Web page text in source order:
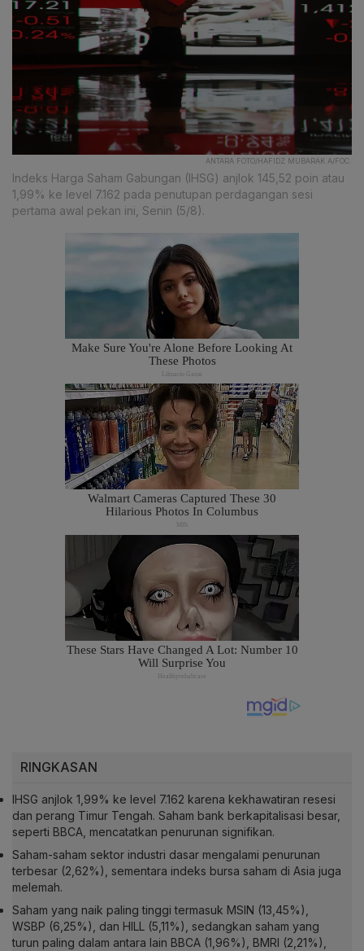
ANTARA FOTO/HAFIDZ MUBARAK A/FOC.
Indeks Harga Saham Gabungan (IHSG) anjlok 145,52 poin atau
1,99% ke level 7.162 pada penutupan perdagangan sesi
pertama awal pekan ini, Senin (5/8).
RINGKASAN
IHSG anjlok 1,99% ke level 7.162 karena kekhawatiran resesi
dan perang Timur Tengah. Saham bank berkapitalisasi besar,
seperti BBCA, mencatatkan penurunan signifikan.
Saham-saham sektor industri dasar mengalami penurunan
terbesar (2,62%), sementara indeks bursa saham di Asia juga
melemah.
Saham yang naik paling tinggi termasuk MSIN (13,45%),
WSBP (6,25%), dan HILL (5,11%), sedangkan saham yang
turun paling dalam antara lain BBCA (1,96%), BMRI (2,21%),